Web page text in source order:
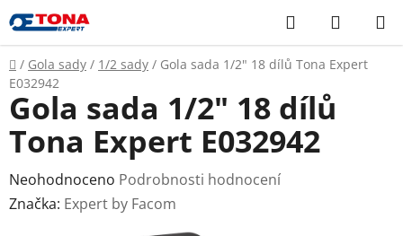
Přejít
na
obsah
Hledat
KOŠÍK
Domů
/ Gola sady / 1/2 sady / Gola sada 1/2" 18 dílů Tona Expert
E032942
Gola sada 1/2" 18 dílů
Tona Expert E032942
Průměrné
hodnocení
Neohodnoceno Podrobnosti hodnocení
Značka: Expert by Facom